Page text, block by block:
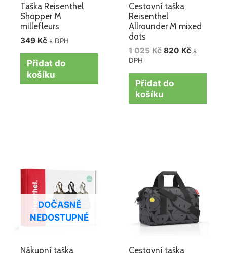
Taška Reisenthel
Shopper M
millefleurs
349 Kč s DPH
Přidat do
košíku
Cestovní taška
Reisenthel
Allrounder M mixed
dots
1 025Kč 820 Kč s
DPH
Přidat do
košíku
DOČASNĚ
NEDOSTUPNÉ
Nákupní taška
Cestovní taška